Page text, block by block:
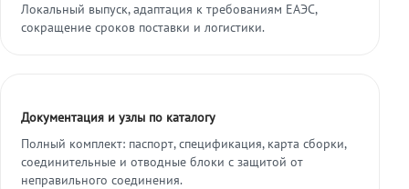
Локальный выпуск, адаптация к требованиям ЕАЭС,
сокращение сроков поставки и логистики.
Документация и узлы по каталогу
Полный комплект: паспорт, спецификация, карта сборки,
соединительные и отводные блоки с защитой от
неправильного соединения.